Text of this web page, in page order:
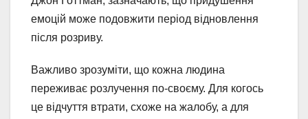
емоцій може подовжити період відновлення
після розриву.
Важливо зрозуміти, що кожна людина
переживає розлучення по-своєму. Для когось
це відчуття втрати, схоже на жалобу, а для